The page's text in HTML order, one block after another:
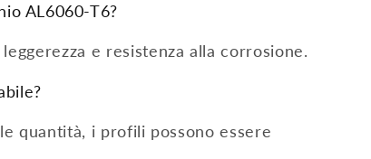
AL6060-T6?
e resistenza alla corrosione.
quantità, i profili possono essere